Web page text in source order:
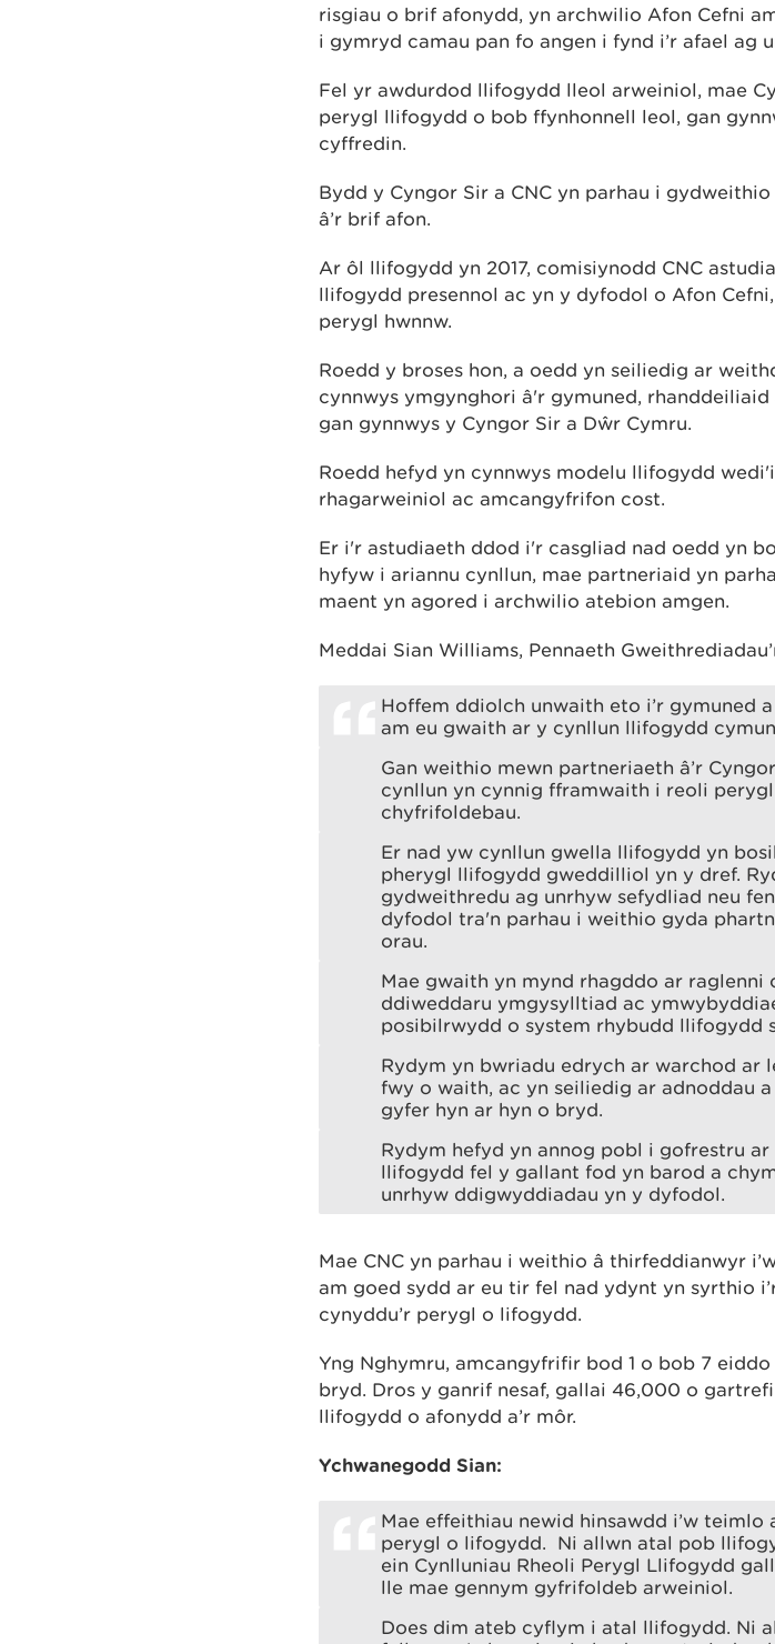
risgiau o brif afonydd, yn archwilio Afon Cefni
i gymryd camau pan fo angen i fynd i’r afael ag
Fel yr awdurdod llifogydd lleol arweiniol, mae
perygl llifogydd o bob ffynhonnell leol, gan
cyffredin.
Bydd y Cyngor Sir a CNC yn parhau i
â’r brif afon.
Ar ôl llifogydd yn 2017, comisiynodd CNC
llifogydd presennol ac yn y dyfodol o Afon
perygl hwnnw.
Roedd y broses hon, a oedd yn seiliedig ar
cynnwys ymgynghori â'r gymuned,
gan gynnwys y Cyngor Sir a Dŵr Cymru.
Roedd hefyd yn cynnwys modelu llifogydd
rhagarweiniol ac amcangyfrifon cost.
Er i'r astudiaeth ddod i'r casgliad nad oedd yn
hyfyw i ariannu cynllun, mae partneriaid yn
maent yn agored i archwilio atebion amgen.
Meddai Sian Williams, Pennaeth
Hoffem ddiolch unwaith eto i’r gymuned
am eu gwaith ar y cynllun llifogydd
Gan weithio mewn partneriaeth â’r
cynllun yn cynnig fframwaith i reoli
chyfrifoldebau.
Er nad yw cynllun gwella llifogydd yn
pherygl llifogydd gweddilliol yn y dref.
gydweithredu ag unrhyw sefydliad neu
dyfodol tra'n parhau i weithio gyda
orau.
Mae gwaith yn mynd rhagddo ar raglenni
ddiweddaru ymgysylltiad ac
posibilrwydd o system rhybudd llifogydd
Rydym yn bwriadu edrych ar warchod ar
fwy o waith, ac yn seiliedig ar adnoddau
gyfer hyn ar hyn o bryd.
Rydym hefyd yn annog pobl i gofrestru
llifogydd fel y gallant fod yn barod a
unrhyw ddigwyddiadau yn y dyfodol.
Mae CNC yn parhau i weithio â thirfeddianwyr
am goed sydd ar eu tir fel nad ydynt yn syrthio
cynyddu’r perygl o lifogydd.
Yng Nghymru, amcangyfrifir bod 1 o bob 7
bryd. Dros y ganrif nesaf, gallai 46,000 o
llifogydd o afonydd a’r môr.
Ychwanegodd Sian:
Mae effeithiau newid hinsawdd i’w teimlo
perygl o lifogydd. Ni allwn atal pob
ein Cynlluniau Rheoli Perygl Llifogydd
lle mae gennym gyfrifoldeb arweiniol.
Does dim ateb cyflym i atal llifogydd. Ni